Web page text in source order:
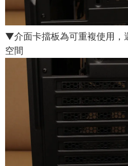
▼介面卡擋板為可重複使用，
空間